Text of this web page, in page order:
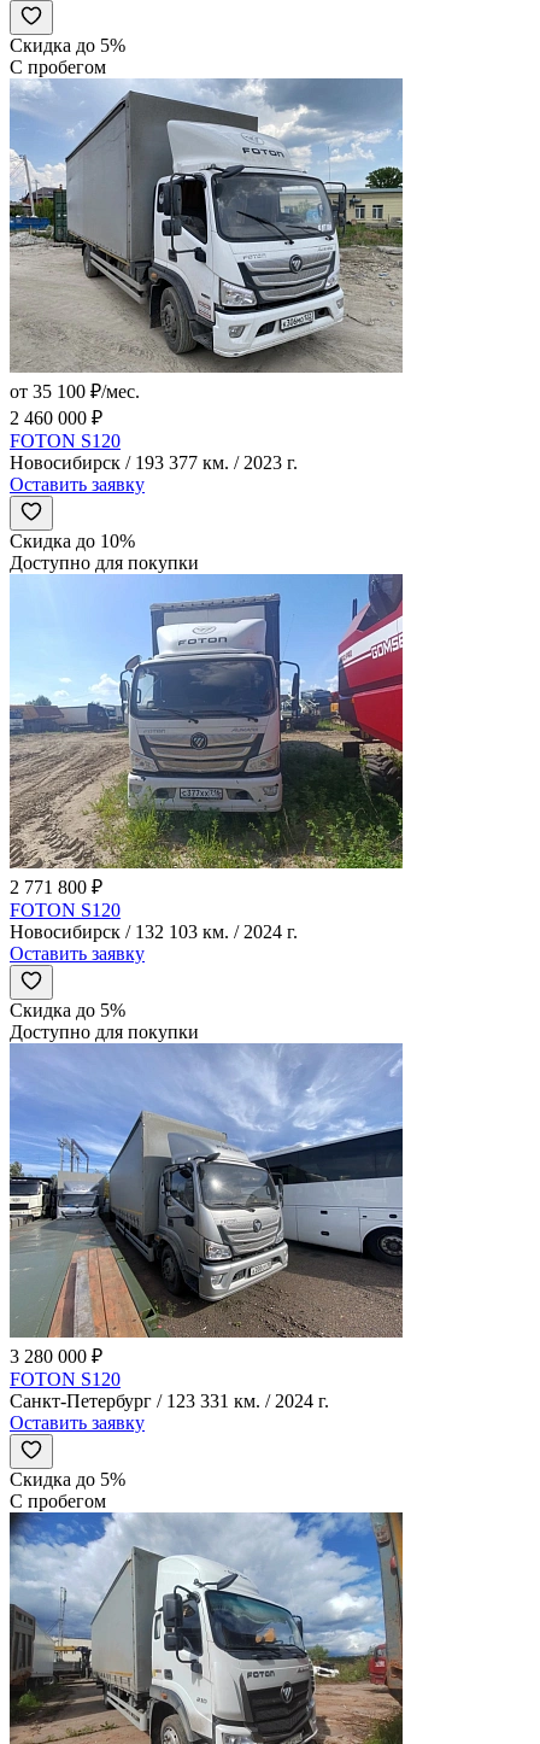
Скидка до 5%
С пробегом
от 35 100 ₽/мес.
2 460 000 ₽
FOTON S120
Новосибирск / 193 377 км. / 2023 г.
Оставить заявку
Скидка до 10%
Доступно для покупки
2 771 800 ₽
FOTON S120
Новосибирск / 132 103 км. / 2024 г.
Оставить заявку
Скидка до 5%
Доступно для покупки
3 280 000 ₽
FOTON S120
Санкт-Петербург / 123 331 км. / 2024 г.
Оставить заявку
Скидка до 5%
С пробегом